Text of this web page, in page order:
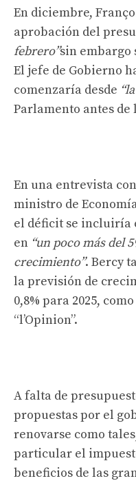
En diciembre,
aprobación del
febrero”sin embargo
El jefe de Gobierno
comenzaría desde
Parlamento antes de
En una entrevista
ministro de
el déficit se incluiría
en “un poco más del
crecimiento”. Bercy
la previsión de
0,8% para 2025,
“l’Opinion”.
A falta de
propuestas por el
renovarse como
particular el
beneficios de las